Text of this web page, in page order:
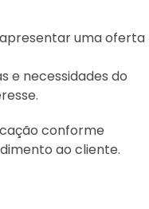
uma oferta
e necessidades do
conforme
ao cliente.